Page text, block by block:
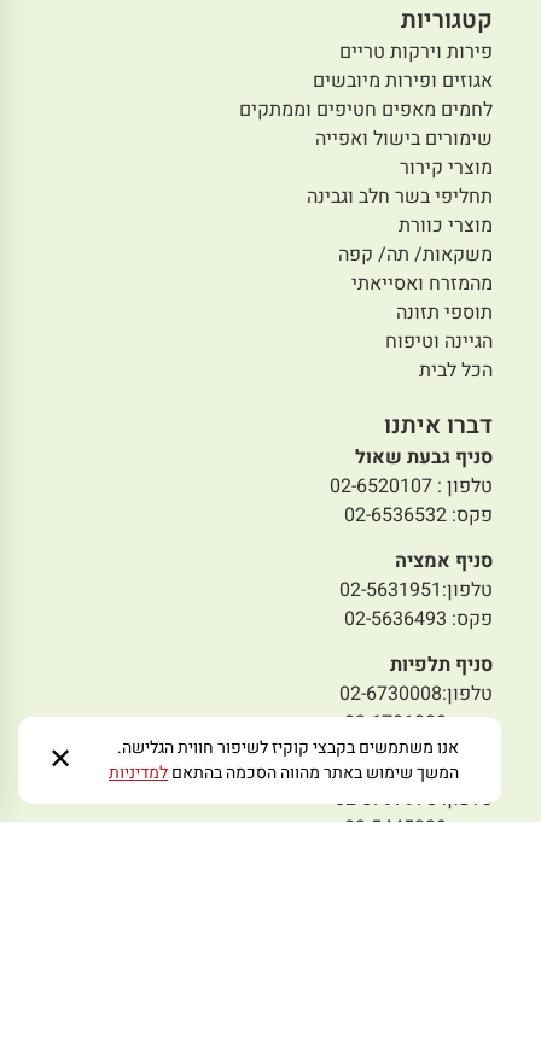
קטגוריות
פירות וירקות טריים
אגוזים ופירות מיובשים
לחמים מאפים חטיפים וממתקים
שימורים בישול ואפייה
מוצרי קירור
תחליפי בשר חלב וגבינה
מוצרי כוורת
משקאות/ תה/ קפה
מהמזרח ואסייאתי
תוספי תזונה
הגיינה וטיפוח
הכל לבית
דברו איתנו
סניף גבעת שאול
טלפון : 02-6520107
פקס: 02-6536532
סניף אמציה
טלפון:02-5631951
פקס: 02-5636493
סניף תלפיות
טלפון:02-6730008
פקס: 02-6731008
סניף מבשרת
טלפון: 02-5797978
פקס: 02-5445233
אנו משתמשים בקבצי קוקיז לשיפור חווית הגלישה.
המשך שימוש באתר מהווה הסכמה בהתאםלמדיניות ✕